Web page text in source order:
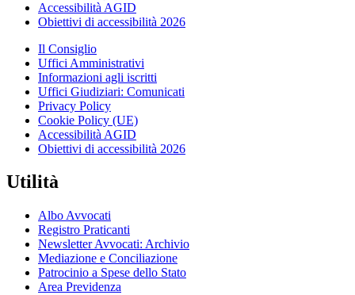
Accessibilità AGID
Obiettivi di accessibilità 2026
Il Consiglio
Uffici Amministrativi
Informazioni agli iscritti
Uffici Giudiziari: Comunicati
Privacy Policy
Cookie Policy (UE)
Accessibilità AGID
Obiettivi di accessibilità 2026
Utilità
Albo Avvocati
Registro Praticanti
Newsletter Avvocati: Archivio
Mediazione e Conciliazione
Patrocinio a Spese dello Stato
Area Previdenza